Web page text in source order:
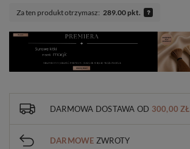
Za ten produkt otrzymasz: 289.00 pkt.
DARMOWA DOSTAWA OD 300,00 ZŁ
DARMOWE ZWROTY